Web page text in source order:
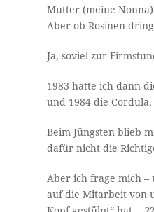
Mutter (meine
Aber ob Rosinen
Ja, soviel zur
1983 hatte ich dann
und 1984 die
Beim Jüngsten blieb
dafür nicht die
Aber ich frage mich
auf die Mitarbeit von